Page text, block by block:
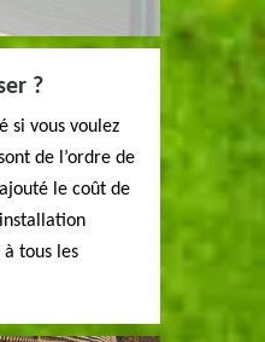
?
si vous voulez
de l’ordre de
le coût de
tous les